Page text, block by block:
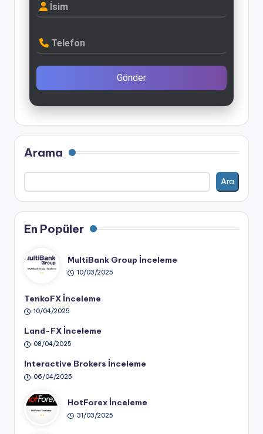
İsim
Telefon
Gönder
Arama
Ara
En Popüler
MultiBank Group İnceleme
10/03/2025
TenkoFX İnceleme
10/04/2025
Land-FX İnceleme
08/04/2025
Interactive Brokers İnceleme
06/04/2025
HotForex İnceleme
31/03/2025